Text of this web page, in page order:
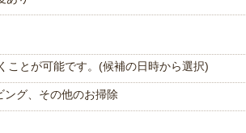
ことが可能です。(候補の日時から選択)
ング、その他のお掃除